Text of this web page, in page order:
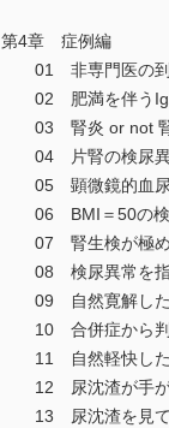
第4章 症例編
01 非専門医の到
02 肥満を伴うIgA
03 腎炎 or not 腎
04 片腎の検尿異
05 顕微鏡的血尿
06 BMI＝50の検
07 腎生検が極め
08 検尿異常を指
09 自然寛解した
10 合併症から判
11 自然軽快した
12 尿沈渣が手が
13 尿沈渣を見て